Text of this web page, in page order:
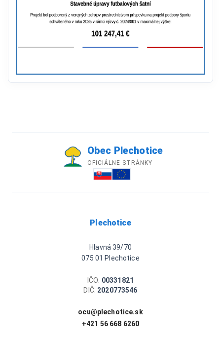
Obec Plechotice
OFICIÁLNE STRÁNKY
Plechotice
Hlavná 39/70
075 01 Plechotice
IČO: 00331821
DIČ: 2020773546
ocu@plechotice.sk
+421 56 668 6260